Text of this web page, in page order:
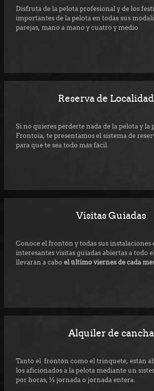
Disfruta de la pelota profesional y de los
importantes de la pelota en todas sus
parejas, mano a mano y cuatro y medio
Reserva de
Si no quieres perderte nada de la pelota y la
Frontoia, te presentamos el sistema de
para que te sea todo más fácil.
Visitas Guiadas
Conoce el frontón y todas sus instalaciones
interesantes visitas guiadas abiertas a todo
llevarán a cabo el último viernes de cada
Alquiler de cancha
Tanto el frontón como el trinquete, están
los aficionados a la pelota mediante un
por horas, ½ jornada o jornada entera.